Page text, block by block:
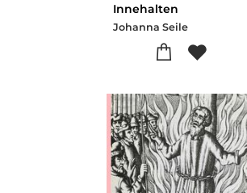
Innehalten
Johanna Seile